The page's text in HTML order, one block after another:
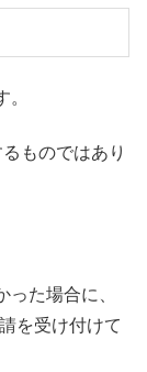
ものではあり
た場合に、
を受け付けて